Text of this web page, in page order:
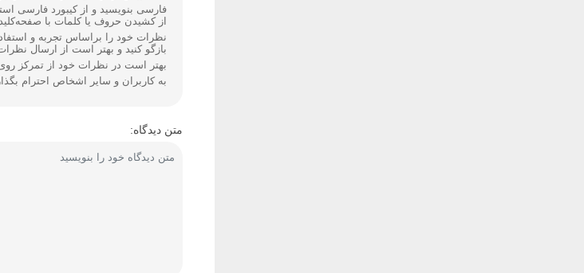
از کشیدن حروف یا کلمات با صفحه‌کلید
نظرات خود را براساس تجربه و
بازگو کنید و بهتر است از ارسال
بهتر است در نظرات خود از تمرکز روی
به کاربران و سایر اشخاص احترام
متن دیدگاه: